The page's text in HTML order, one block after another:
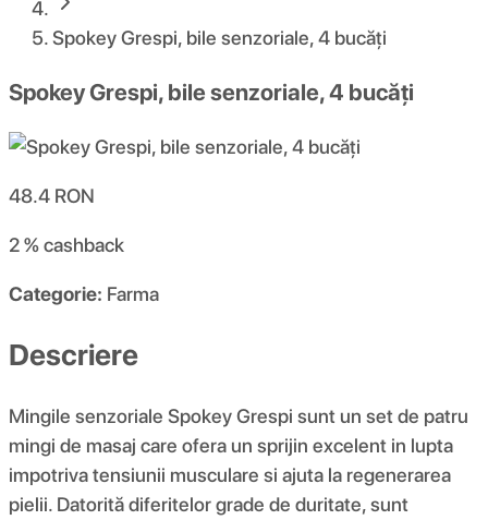
Spokey Grespi, bile senzoriale, 4 bucăți
Spokey Grespi, bile senzoriale, 4 bucăți
48.4 RON
2 %cashback
Categorie: Farma
Descriere
Mingile senzoriale Spokey Grespi sunt un set de patru
mingi de masaj care ofera un sprijin excelent in lupta
impotriva tensiunii musculare si ajuta la regenerarea
pielii. Datorită diferitelor grade de duritate, sunt